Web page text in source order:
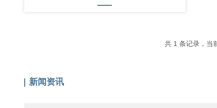
共 1 条记录
新闻资讯